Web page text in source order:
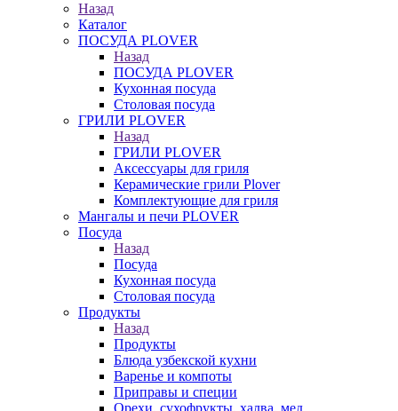
Назад
Каталог
ПОСУДА PLOVER
Назад
ПОСУДА PLOVER
Кухонная посуда
Столовая посуда
ГРИЛИ PLOVER
Назад
ГРИЛИ PLOVER
Аксессуары для гриля
Керамические грили Plover
Комплектующие для гриля
Мангалы и печи PLOVER
Посуда
Назад
Посуда
Кухонная посуда
Столовая посуда
Продукты
Назад
Продукты
Блюда узбекской кухни
Варенье и компоты
Приправы и специи
Орехи, сухофрукты, халва, мед